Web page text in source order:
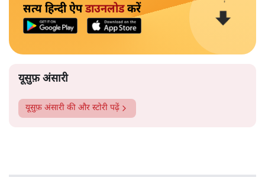
सत्य हिन्दी ऐपडाउनलोडकरें
यूसुफ़ अंसारी
यूसुफ़ अंसारी की और स्टोरी पढ़ें